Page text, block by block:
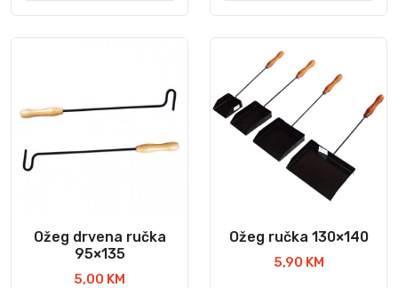
Ožeg drvena ručka
95×135
5,00 KM
Ožeg ručka 130×140
5,90 KM